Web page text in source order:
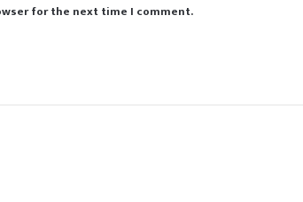
for the next time I comment.